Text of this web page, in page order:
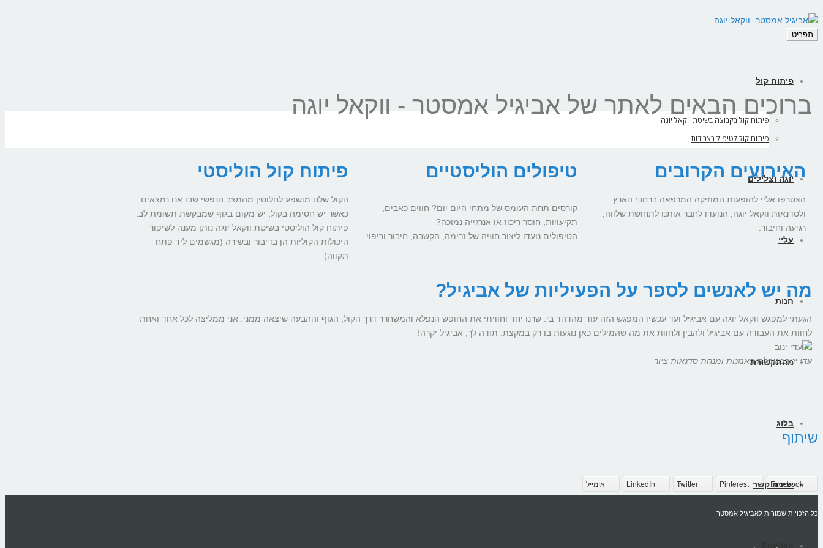
תפריט
פיתוח קול
פיתוח קול בקבוצה בשיטת ווקאל יוגה
פיתוח קול לטיפול בצרידות
יוגה וצלילים
עליי
חנות
מהתקשורת
בלוג
יצירת קשר
English
ברוכים הבאים לאתר של אביגיל אמסטר - ווקאל יוגה
האירועים הקרובים
הצטרפו אליי להופעות המוזיקה המרפאה ברחבי הארץ
ולסדנאות ווקאל יוגה, הנועדו לחבר אותנו לתחושת שלווה,
רגיעה וחיבור.
טיפולים הוליסטיים
קורסים תחת העומס של מתחי היום יום? חווים כאבים,
תקיעויות, חוסר ריכוז או אנרגייה נמוכה?
הטיפולים נועדו ליצור חוויה של זרימה, הקשבה, חיבור וריפוי
פיתוח קול הוליסטי
הקול שלנו מושפע לחלוטין מהמצב הנפשי שבו אנו נמצאים.
כאשר יש חסימה בקול, יש מקום בגוף שמבקשת תשומת לב.
פיתוח קול הוליסטי בשיטת ווקאל יוגה נותן מענה לשיפור
היכולות הקוליות הן בדיבור ובשירה (מגשמים ליד פתח
תקווה)
מה יש לאנשים לספר על הפעיליות של אביגיל?
הגעתי למפגש ווקאל יוגה עם אביגיל ועד עכשיו המפגש הזה עוד מהדהד בי. שרנו יחד וחוויתי את החופש הנפלא והמשחרר דרך הקול, הגוף וההבעה שיצאה ממני. אני ממליצה לכל אחד ואחת
לחוות את העבודה עם אביגיל ולהבין ולחוות את מה שהמילים כאן נוגעות בו רק במקצת. תודה לך, אביגיל יקרה!
עדי ינובמטפלת באמנות ומנחת סדנאות ציור
שיתוף
Facebook
Pinterest
Twitter
LinkedIn אימייל
כל הזכויות שמורות לאביגיל אמסטר